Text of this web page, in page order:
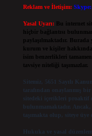
Reklam ve İletişim: Skype:
Yasal Uyarı:
Bu internet
hiçbir bağlantısı
paylaşılmaktadır.
kurum ve kişiler
isim benzerlikleri
tavsiye niteliği taşımazlar.
Sitemiz, 5651 Sayılı
tarafından onaylanmış
sitedeki içerikleri proaktif
bulunmamaktadır.
taşımakta olup, siteye
Hukuka ve yasal